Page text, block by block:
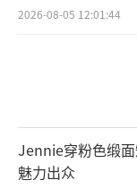
2026-08-05 12:01:44
Jennie穿粉色缎
魅力出众